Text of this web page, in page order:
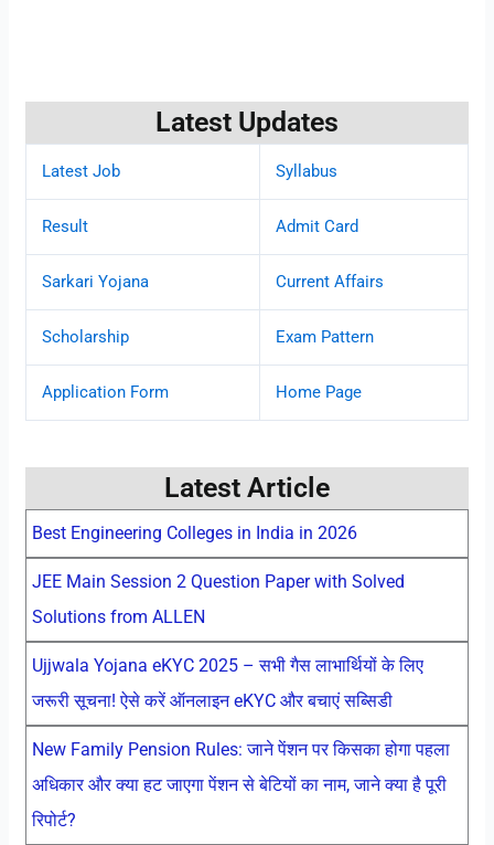
Latest Updates
Latest Job Syllabus
Result Admit Card
Sarkari Yojana Current Affairs
Scholarship Exam Pattern
Application Form Home Page
Latest Article
Best Engineering Colleges in India in 2026
JEE Main Session 2 Question Paper with Solved
Solutions from ALLEN
Ujjwala Yojana eKYC 2025 – सभी गैस लाभार्थियों के लिए
जरूरी सूचना! ऐसे करें ऑनलाइन eKYC और बचाएं सब्सिडी
New Family Pension Rules: जाने पेंशन पर किसका होगा पहला
अधिकार और क्या हट जाएगा पेंशन से बेटियों का नाम, जाने क्या है पूरी
रिपोर्ट?